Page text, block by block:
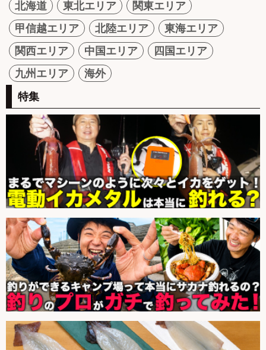
北海道 東北エリア
関東エリア
甲信越エリア
北陸エリア
東海エリア
関西エリア
中国エリア
四国エリア
九州エリア
海外
特集